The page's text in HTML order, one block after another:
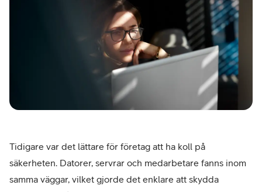
Tidigare var det lättare för företag att ha koll på
säkerheten. Datorer, servrar och medarbetare fanns inom
samma väggar, vilket gjorde det enklare att skydda